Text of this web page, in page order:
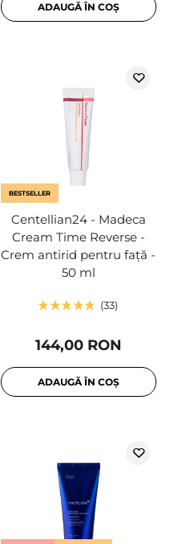
ADAUGĂ ÎN COȘ
BESTSELLER
Centellian24 - Madeca
Cream Time Reverse -
Crem antirid pentru față -
50 ml
33
144,00 RON
ADAUGĂ ÎN COȘ